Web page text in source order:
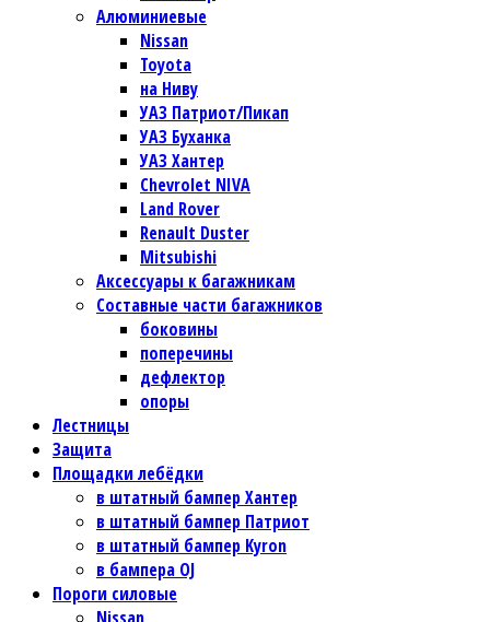
Алюминиевые
Nissan
Toyota
на Ниву
УАЗ Патриот/Пикап
УАЗ Буханка
УАЗ Хантер
Chevrolet NIVA
Land Rover
Renault Duster
Mitsubishi
Аксессуары к багажникам
Составные части багажников
боковины
поперечины
дефлектор
опоры
Лестницы
Защита
Площадки лебёдки
в штатный бампер Хантер
в штатный бампер Патриот
в штатный бампер Kyron
в бампера OJ
Пороги силовые